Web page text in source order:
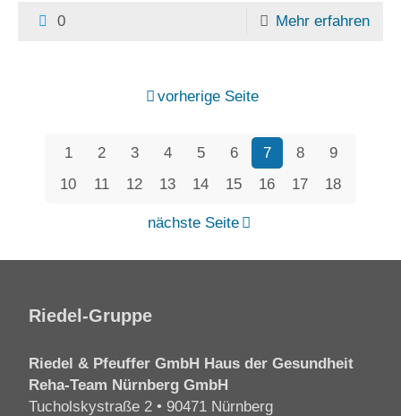
0 Mehr erfahren
vorherige Seite
1 2 3 4 5 6 7 8
9
10
11 12 13 14 15 16 17 18
nächste Seite
Riedel-Gruppe
Riedel & Pfeuffer GmbH Haus der Gesundheit
Reha-Team Nürnberg GmbH
Tucholskystraße 2 • 90471 Nürnberg